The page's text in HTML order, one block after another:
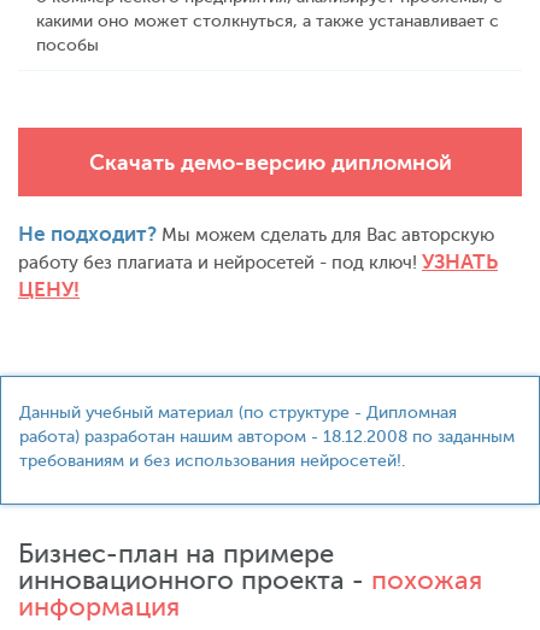
какими оно может столкнуться, а также устанавливает с
пособы
Скачать демо-версию дипломной
Не подходит? Мы можем сделать для Вас авторскую
работу без плагиата и нейросетей - под ключ! УЗНАТЬ
ЦЕНУ!
Данный учебный материал (по структуре - Дипломная
работа) разработан нашим автором - 18.12.2008 по заданным
требованиям и без использования нейросетей!.
Бизнес-план на примере
инновационного проекта - похожая
информация